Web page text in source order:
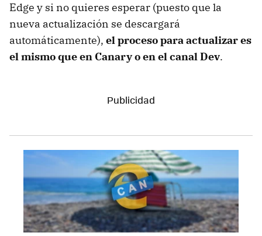
Edge y si no quieres esperar (puesto que la
nueva actualización se descargará
automáticamente), el proceso para actualizar es
el mismo que en Canary o en el canal Dev.